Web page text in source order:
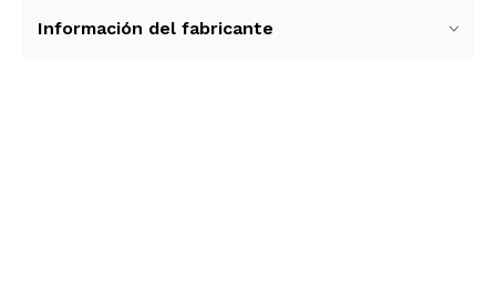
Información del fabricante